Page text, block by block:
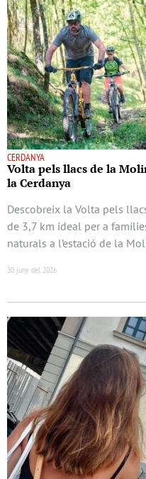
CERDANYA
Volta pels llacs de la
la Cerdanya
Descobreix la Volta pels
de 3,7 km ideal per a
naturals a l’estació de la
30 juny del 2026